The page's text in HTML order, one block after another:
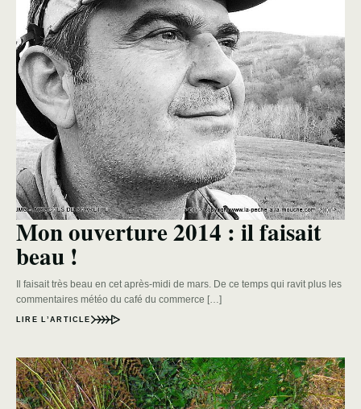
Mon ouverture 2014 : il faisait
beau !
Il faisait très beau en cet après-midi de mars. De ce temps qui ravit plus les
commentaires météo du café du commerce […]
LIRE L’ARTICLE